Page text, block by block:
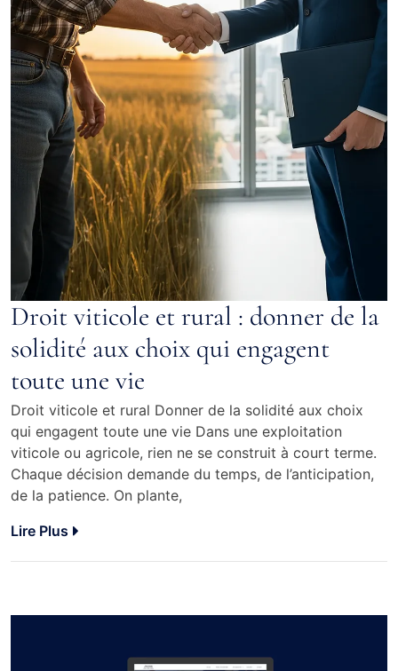
Droit viticole et rural : donner de la
solidité aux choix qui engagent
toute une vie
Droit viticole et rural Donner de la solidité aux choix
qui engagent toute une vie Dans une exploitation
viticole ou agricole, rien ne se construit à court terme.
Chaque décision demande du temps, de l’anticipation,
de la patience. On plante,
Lire Plus